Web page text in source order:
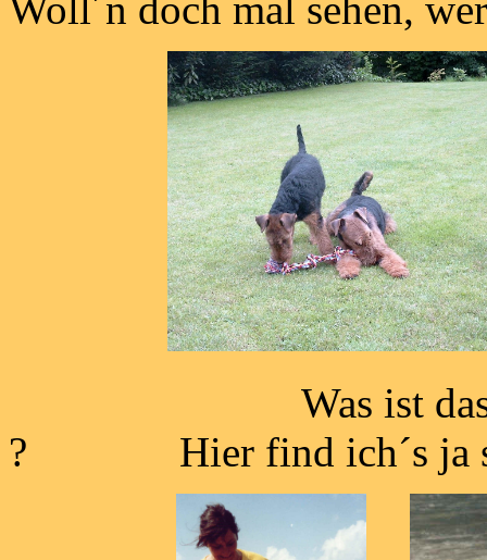
Was ist
? Hier find ich´s ja